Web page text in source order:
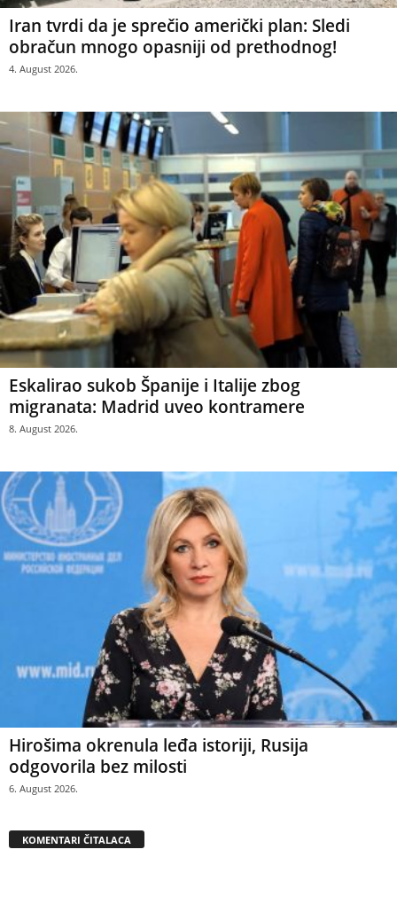
Iran tvrdi da je sprečio američki plan: Sledi
obračun mnogo opasniji od prethodnog!
4. August 2026.
Eskalirao sukob Španije i Italije zbog
migranata: Madrid uveo kontramere
8. August 2026.
Hirošima okrenula leđa istoriji, Rusija
odgovorila bez milosti
6. August 2026.
KOMENTARI ČITALACA